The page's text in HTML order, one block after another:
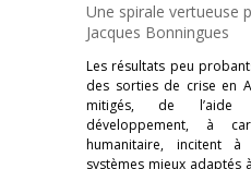
Une spirale vertueuse
Jacques Bonningues
Les résultats peu
des sorties de crise en
mitigés, de l’aide
développement, à
humanitaire, incitent
systèmes mieux adaptés